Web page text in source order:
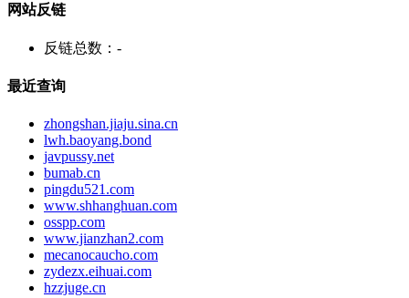
网站反链
反链总数： -
最近查询
zhongshan.jiaju.sina.cn
lwh.baoyang.bond
javpussy.net
bumab.cn
pingdu521.com
www.shhanghuan.com
osspp.com
www.jianzhan2.com
mecanocaucho.com
zydezx.eihuai.com
hzzjuge.cn